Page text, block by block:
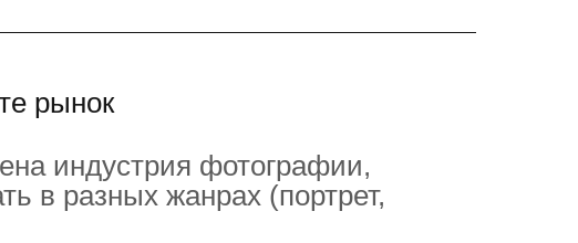
рынок
индустрия фотографии,
в разных жанрах (портрет,